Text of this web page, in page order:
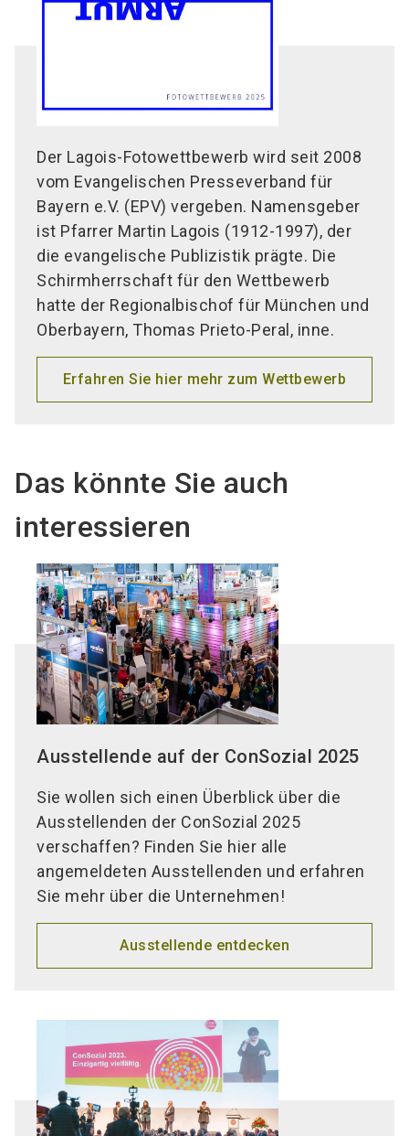
Der Lagois-Fotowettbewerb wird seit 2008
vom Evangelischen Presseverband für
Bayern e.V. (EPV) vergeben. Namensgeber
ist Pfarrer Martin Lagois (1912-1997), der
die evangelische Publizistik prägte. Die
Schirmherrschaft für den Wettbewerb
hatte der Regionalbischof für München und
Oberbayern, Thomas Prieto-Peral, inne.
Erfahren Sie hier mehr zum Wettbewerb
Das könnte Sie auch
interessieren
Ausstellende auf der ConSozial 2025
Sie wollen sich einen Überblick über die
Ausstellenden der ConSozial 2025
verschaffen? Finden Sie hier alle
angemeldeten Ausstellenden und erfahren
Sie mehr über die Unternehmen!
Ausstellende entdecken